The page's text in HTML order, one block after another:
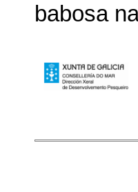
babosa